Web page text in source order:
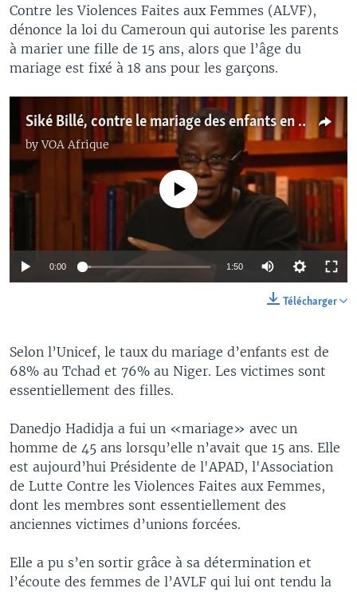
Contre les Violences Faites aux Femmes (ALVF),
dénonce la loi du Cameroun qui autorise les parents
à marier une fille de 15 ans, alors que l’âge du
mariage est fixé à 18 ans pour les garçons.
Siké Billé, contre le mariage des enfants en Afrique
byVOA Afrique
No media source currently available
0:00 1:50
Télécharger
Selon l’Unicef, le taux du mariage d’enfants est de
68% au Tchad et 76% au Niger. Les victimes sont
essentiellement des filles.
Danedjo Hadidja a fui un «mariage» avec un
homme de 45 ans lorsqu’elle n’avait que 15 ans. Elle
est aujourd’hui Présidente de l'APAD, l'Association
de Lutte Contre les Violences Faites aux Femmes,
dont les membres sont essentiellement des
anciennes victimes d’unions forcées.
Elle a pu s’en sortir grâce à sa détermination et
l’écoute des femmes de l’AVLF qui lui ont tendu la